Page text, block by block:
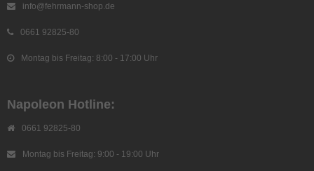
info@fehrmann-shop.de
0661 92825-80
Montag bis Freitag: 8:00 - 17:00 Uhr
Napoleon Hotline:
0661 92825-80
Montag bis Freitag: 9:00 - 19:00 Uhr